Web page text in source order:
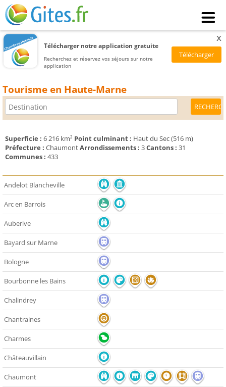
Télécharger notre application gratuite
Recherchez et réservez vos séjours sur notre
application
x
Tourisme en Haute-Marne
Superficie : 6 216 km² Point culminant : Haut du Sec (516 m)
Préfecture : ChaumontArrondissements : 3Cantons : 31
Communes : 433
Andelot Blancheville
Arc en Barrois
Auberive
Bayard sur Marne
Bologne
Bourbonne les Bains
Chalindrey
Chantraines
Charmes
Châteauvillain
Chaumont